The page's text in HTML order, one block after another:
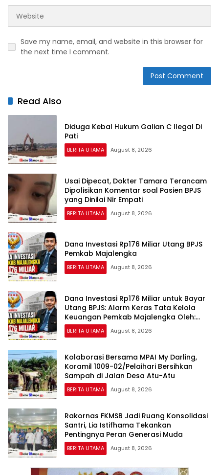
Save my name, email, and website in this browser for
the next time I comment.
Read Also
Diduga Kebal Hukum Galian C Ilegal Di
Pati
BERITA UTAMA August 8, 2026
Usai Dipecat, Dokter Tamara Terancam
Dipolisikan Komentar soal Pasien BPJS
yang Dinilai Nir Empati
BERITA UTAMA August 8, 2026
Dana Investasi Rp176 Miliar Utang BPJS
Pemkab Majalengka
BERITA UTAMA August 8, 2026
Dana Investasi Rp176 Miliar untuk Bayar
Utang BPJS: Alarm Keras Tata Kelola
Keuangan Pemkab Majalengka Oleh:
Aceng Syamsul Hadie (ASH)
BERITA UTAMA August 8, 2026
Kolaborasi Bersama MPAI My Darling,
Koramil 1009-02/Pelaihari Bersihkan
Sampah di Jalan Desa Atu-Atu
BERITA UTAMA August 8, 2026
Rakornas FKMSB Jadi Ruang Konsolidasi
Santri, Lia Istifhama Tekankan
Pentingnya Peran Generasi Muda
BERITA UTAMA August 8, 2026